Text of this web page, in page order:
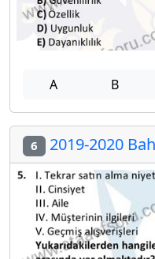
A B
6 2019-2020